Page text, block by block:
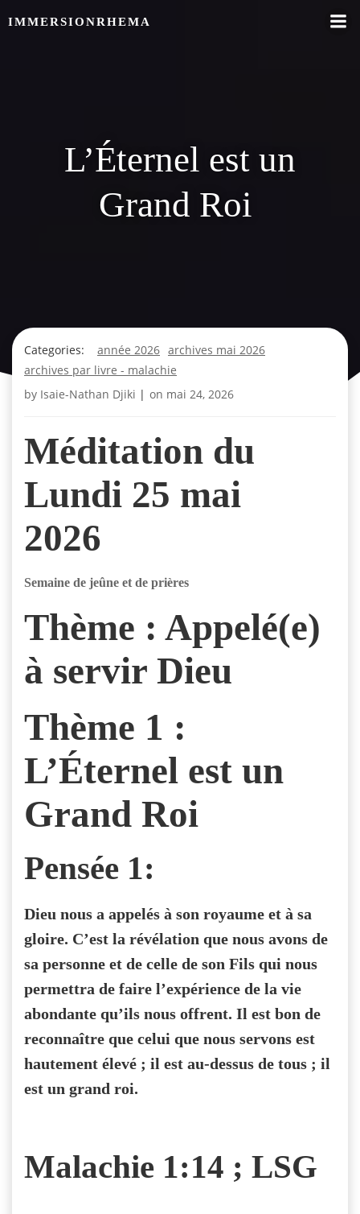
IMMERSIONRHEMA
L’Éternel est un
Grand Roi
Categories: année 2026 archives mai 2026
archives par livre - malachie
by Isaie-Nathan Djiki | on mai 24, 2026
Méditation du
Lundi 25 mai
2026
Semaine de jeûne et de prières
Thème : Appelé(e)
à servir Dieu
Thème 1 :
L’Éternel est un
Grand Roi
Pensée 1:
Dieu nous a appelés à son royaume et à sa
gloire. C’est la révélation que nous avons de
sa personne et de celle de son Fils qui nous
permettra de faire l’expérience de la vie
abondante qu’ils nous offrent. Il est bon de
reconnaître que celui que nous servons est
hautement élevé ; il est au-dessus de tous ; il
est un grand roi.
Malachie 1:14 ; LSG